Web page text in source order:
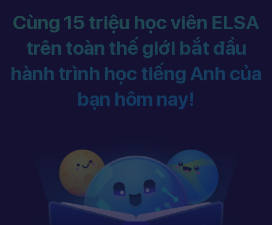
Cùng 15 triệu học viên ELSA
trên toàn thế giới bắt đầu
hành trình học tiếng Anh của
bạn hôm nay!